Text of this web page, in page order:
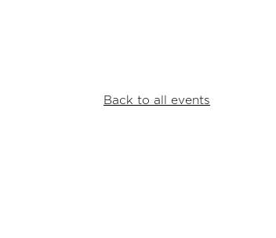
Back to all events